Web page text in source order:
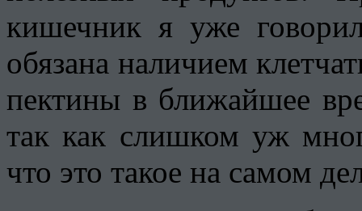
кишечник я уже
обязана наличием
пектины в ближайшее
так как слишком уж
что это такое на самом